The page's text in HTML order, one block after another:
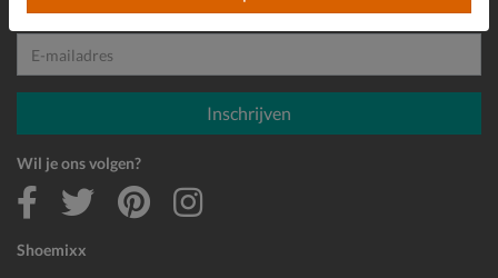
Shoemixx
E-mailadres
Inschrijven
Wil je ons volgen?